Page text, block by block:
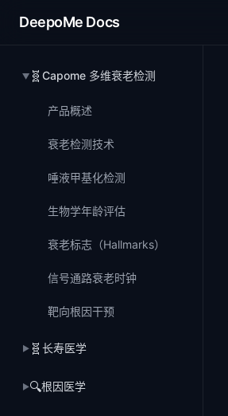
DeepoMe Docs
▶ 🧬 Capome 多维衰老检测
产品概述
衰老检测技术
唾液甲基化检测
生物学年龄评估
衰老标志（Hallmarks）
信号通路衰老时钟
靶向根因干预
▶ 🧬 长寿医学
▶🔍根因医学